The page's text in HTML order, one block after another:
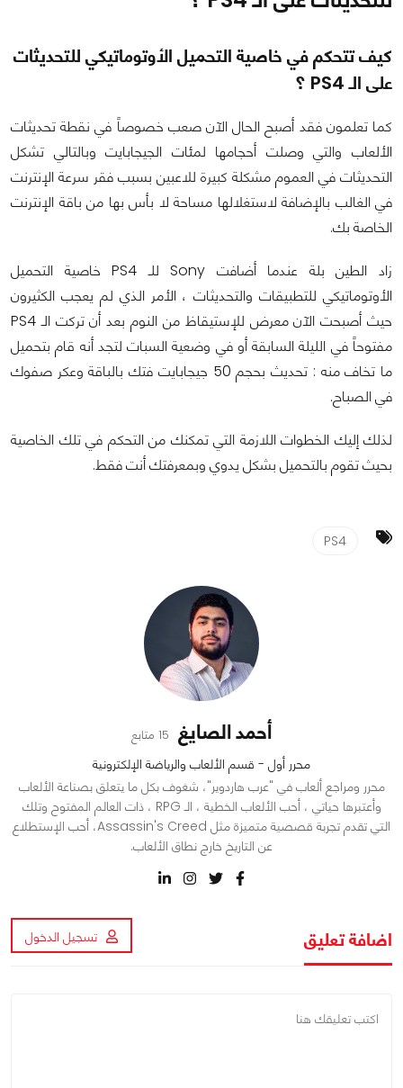
كيف تتحكم في خاصية التحميل الأوتوماتيكي للتحديثات
على الـ PS4 ؟
كما تعلمون فقد أصبح الحال الآن صعب خصوصاً في نقطة تحديثات
الألعاب والتي وصلت أحجامها لمئات الجيجابايت وبالتالي تشكل
التحديثات في العموم مشكلة كبيرة للاعبين بسبب فقر سرعة الإنترنت
في الغالب بالإضافة لاستغلالها مساحة لا بأس بها من باقة الإنترنت
الخاصة بك.
زاد الطين بلة عندما أضافت Sony للـ PS4 خاصية التحميل
الأوتوماتيكي للتطبيقات والتحديثات ، الأمر الذي لم يعجب الكثيرون
حيث أصبحت الآن معرض للإستيقاظ من النوم بعد أن تركت الـ PS4
مفتوحاً في الليلة السابقة أو في وضعية السبات لتجد أنه قام بتحميل
ما تخاف منه : تحديث بحجم 50 جيجابايت فتك بالباقة وعكر صفوك
في الصباح.
لذلك إليك الخطوات اللازمة التي تمكنك من التحكم في تلك الخاصية
بحيث تقوم بالتحميل بشكل يدوي وبمعرفتك أنت فقط.
PS4
أحمد الصايغ 15 متابع
محرر أول - قسم الألعاب والرياضة الإلكترونية
محرر ومراجع ألعاب في "عرب هاردوير"، شغوف بكل ما يتعلق بصناعة الألعاب
وأعتبرها حياتي ، أحب الألعاب الخطية ، الـ RPG ، ذات العالم المفتوح وتلك
التي تقدم تجربة قصصية متميزة مثل Assassin's Creed، أحب الإستطلاع
عن التاريخ خارج نطاق الألعاب.
اضافة تعليق تسجيل الدخول